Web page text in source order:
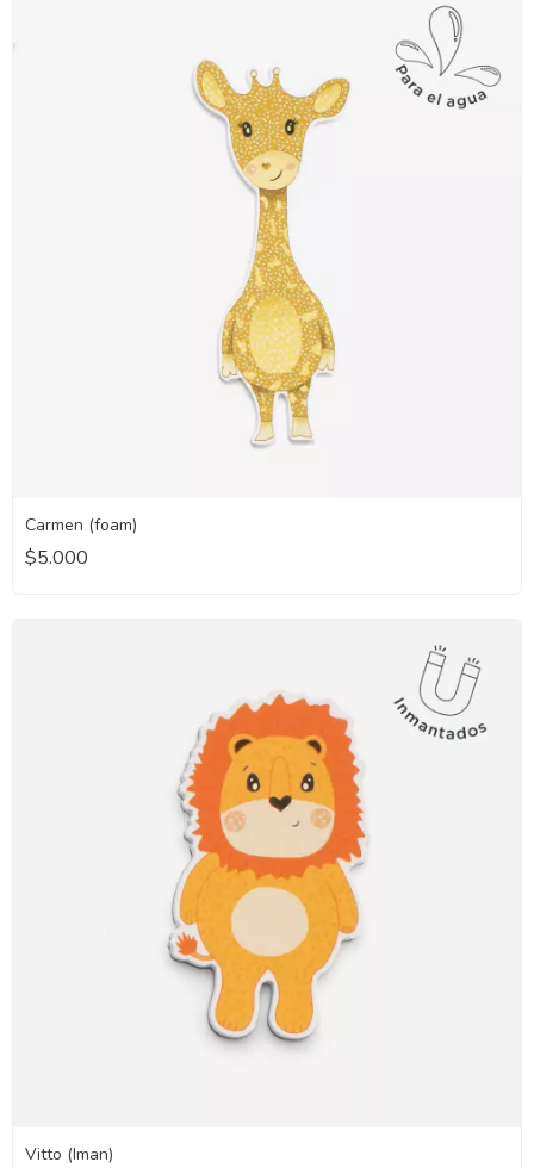
Carmen (foam)
$5.000
Vitto (Iman)